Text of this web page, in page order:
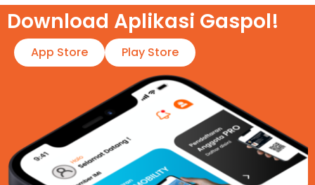
Download Aplikasi Gaspol!​
App Store Play Store